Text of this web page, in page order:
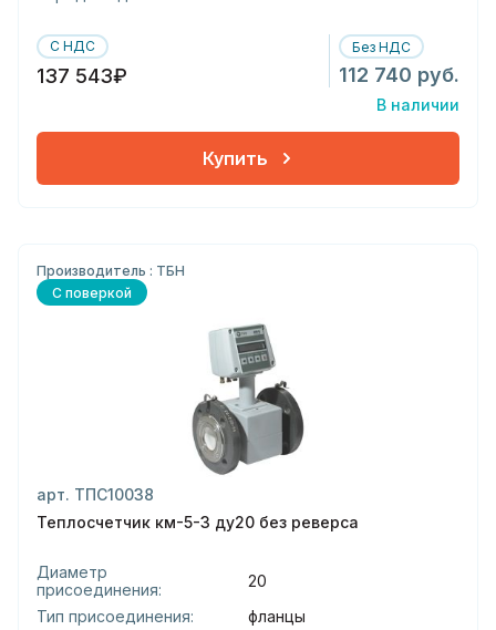
С НДС
137 543₽
Без НДС
112 740 руб.
В наличии
Купить
Производитель : ТБН
С поверкой
арт. ТПС10038
Теплосчетчик км-5-3 ду20 без реверса
Диаметр
присоединения:
20
Тип присоединения:
фланцы